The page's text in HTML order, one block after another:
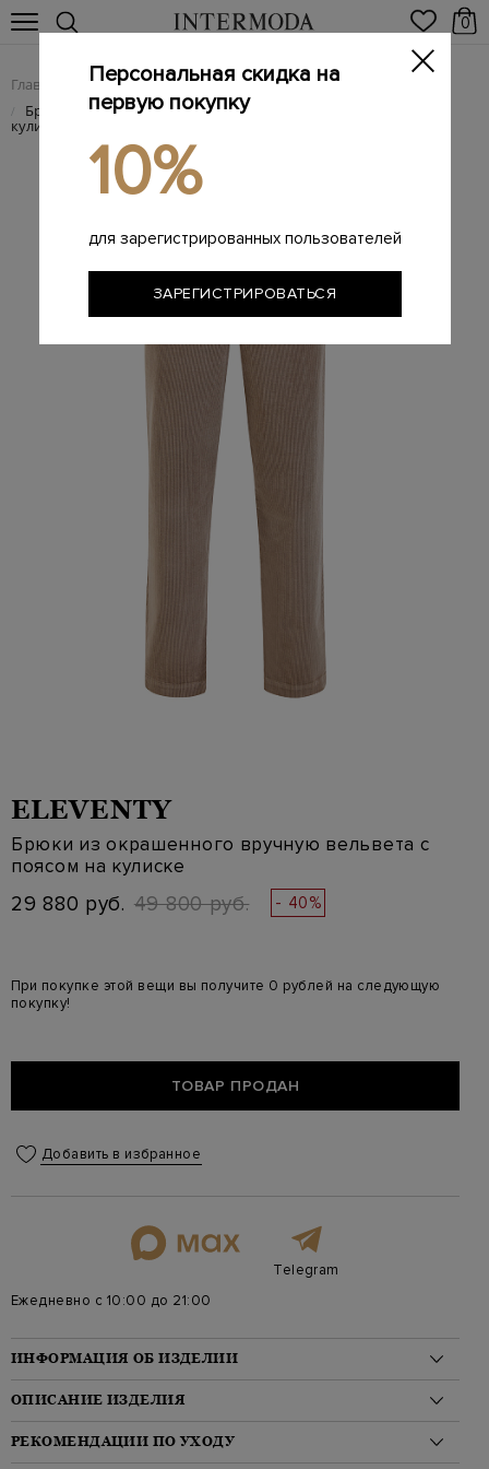
0
Главная Женщинам / Женская одежда / Женские брюки
/ Брюки из окрашенного вручную вельвета с поясом на
кулиске
ELEVENTY
Брюки из окрашенного вручную вельвета с
поясом на кулиске
29 880 руб. 49 800 руб. - 40%
При покупке этой вещи вы получите 0 рублей на следующую
покупку!
ТОВАР ПРОДАН
Добавить в избранное
Telegram
Ежедневно с 10:00 до 21:00
ИНФОРМАЦИЯ ОБ ИЗДЕЛИИ
Материал: хлопок 77%, модал 21%, эластан 2%
На модели: 175/82/58/87 на модели размер 42
Стиль: Зауженные
Цвет: Коричневый
ОПИСАНИЕ ИЗДЕЛИЯ
Женские брюки в расслабленном стиле от Eleventy выполнены
из мягкого хлопкового вельвета с добавлением волокон
РЕКОМЕНДАЦИИ ПО УХОДУ
Персональная скидка на
первую покупку
10%
для зарегистрированных пользователей
ЗАРЕГИСТРИРОВАТЬСЯ